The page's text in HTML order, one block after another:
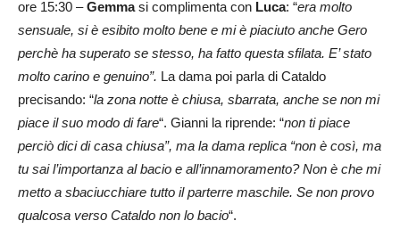
ore 15:30 –Gemmasi complimenta con Luca: “era molto
sensuale, si è esibito molto bene e mi è piaciuto anche Gero
perchè ha superato se stesso, ha fatto questa sfilata. E’ stato
molto carino e genuino”. La dama poi parla di Cataldo
precisando: “la zona notte è chiusa, sbarrata, anche se non mi
piace il suo modo di fare“. Gianni la riprende: “non ti piace
perciò dici di casa chiusa”, ma la dama replica “non è così, ma
tu sai l’importanza al bacio e all’innamoramento? Non è che mi
metto a sbaciucchiare tutto il parterre maschile. Se non provo
qualcosa verso Cataldo non lo bacio“.